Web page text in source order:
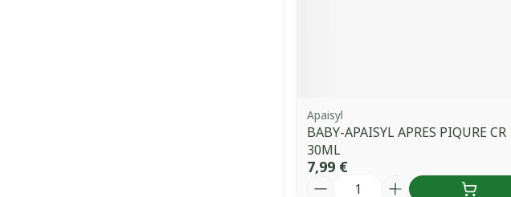
Apaisyl
BABY-APAISYL APRES PIQURE CR
30ML
7,99 €
Quantité